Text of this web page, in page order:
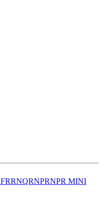
FRRNQRNPRNPR MINI